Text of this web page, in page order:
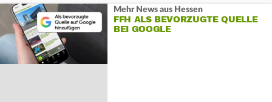
Mehr News aus Hessen
FFH ALS BEVORZUGTE QUELLE
BEI GOOGLE